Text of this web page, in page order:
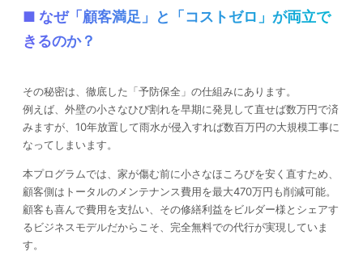
■ なぜ「顧客満足」と「コストゼロ」が両立で
きるのか？
その秘密は、徹底した「予防保全」の仕組みにあります。
例えば、外壁の小さなひび割れを早期に発見して直せば数万円で済
みますが、10年放置して雨水が侵入すれば数百万円の大規模工事に
なってしまいます。
本プログラムでは、家が傷む前に小さなほころびを安く直すため、
顧客側はトータルのメンテナンス費用を最大470万円も削減可能。
顧客も喜んで費用を支払い、その修繕利益をビルダー様とシェアす
るビジネスモデルだからこそ、完全無料での代行が実現していま
す。